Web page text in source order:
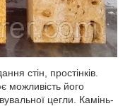
стін, простінків.
можливість його
цегли. Камінь-